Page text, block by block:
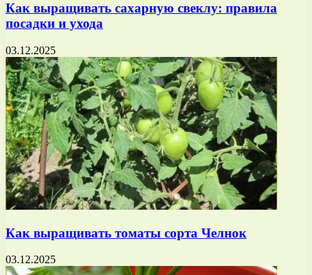
Как выращивать сахарную свеклу: правила
посадки и ухода
03.12.2025
Как выращивать томаты сорта Челнок
03.12.2025